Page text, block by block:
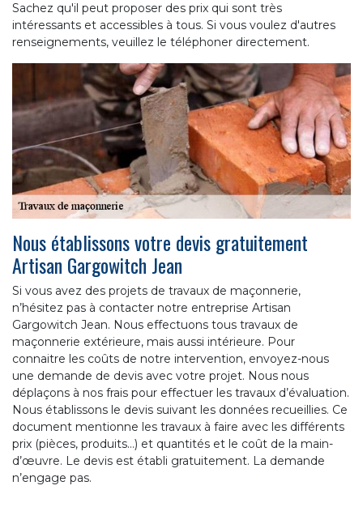
Sachez qu'il peut proposer des prix qui sont très
intéressants et accessibles à tous. Si vous voulez d'autres
renseignements, veuillez le téléphoner directement.
Nous établissons votre devis gratuitement
Artisan Gargowitch Jean
Si vous avez des projets de travaux de maçonnerie,
n’hésitez pas à contacter notre entreprise Artisan
Gargowitch Jean. Nous effectuons tous travaux de
maçonnerie extérieure, mais aussi intérieure. Pour
connaitre les coûts de notre intervention, envoyez-nous
une demande de devis avec votre projet. Nous nous
déplaçons à nos frais pour effectuer les travaux d’évaluation.
Nous établissons le devis suivant les données recueillies. Ce
document mentionne les travaux à faire avec les différents
prix (pièces, produits…) et quantités et le coût de la main-
d’œuvre. Le devis est établi gratuitement. La demande
n’engage pas.